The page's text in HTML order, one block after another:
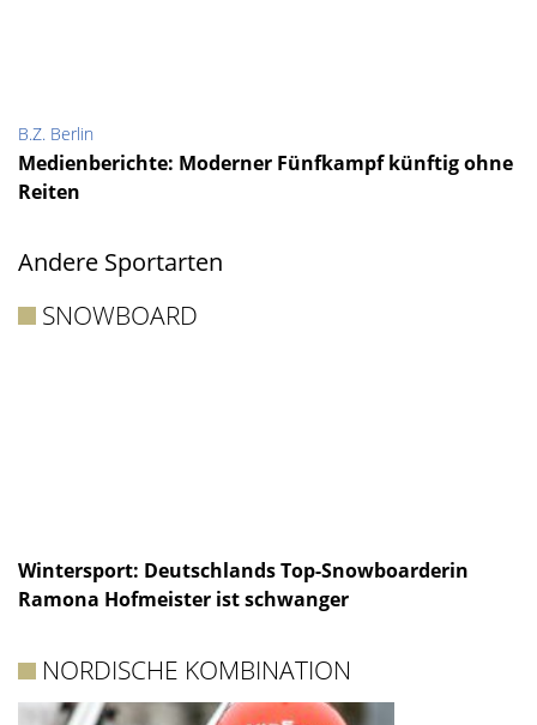
B.Z. Berlin
Medienberichte: Moderner Fünfkampf künftig ohne
Reiten
Andere Sportarten
SNOWBOARD
Wintersport: Deutschlands Top-Snowboarderin
Ramona Hofmeister ist schwanger
NORDISCHE KOMBINATION